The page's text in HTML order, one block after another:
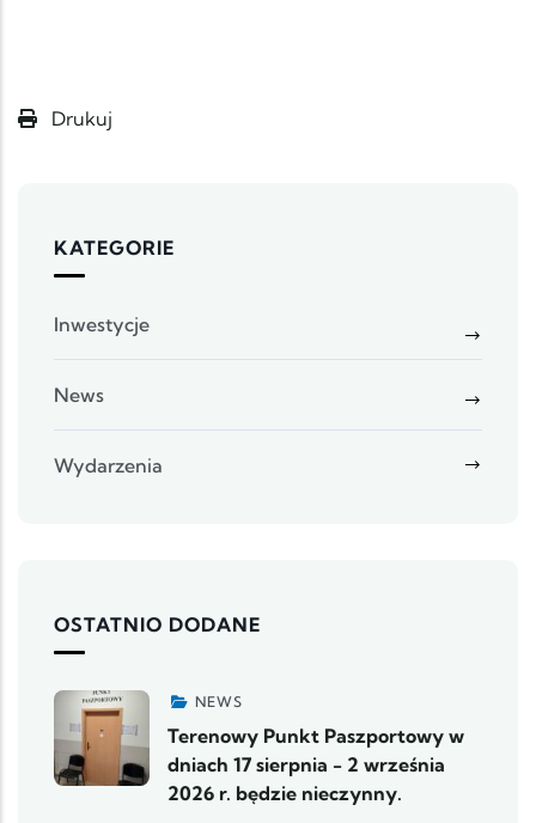
Drukuj
KATEGORIE
Inwestycje
News
Wydarzenia
OSTATNIO DODANE
NEWS
Terenowy Punkt Paszportowy w
dniach 17 sierpnia - 2 września
2026 r. będzie nieczynny.